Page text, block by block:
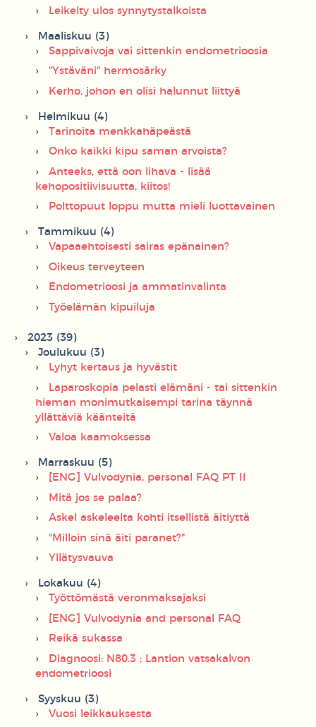
Leikelty ulos synnytystalkoista
Maaliskuu (3)
Sappivaivoja vai sittenkin endometrioosia
"Ystäväni" hermosärky
Kerho, johon en olisi halunnut liittyä
Helmikuu (4)
Tarinoita menkkahäpeästä
Onko kaikki kipu saman arvoista?
Anteeks, että oon lihava - lisää
kehopositiivisuutta, kiitos!
Polttopuut loppu mutta mieli luottavainen
Tammikuu (4)
Vapaaehtoisesti sairas epänainen?
Oikeus terveyteen
Endometrioosi ja ammatinvalinta
Työelämän kipuiluja
2023 (39)
Joulukuu (3)
Lyhyt kertaus ja hyvästit
Laparoskopia pelasti elämäni - tai sittenkin
hieman monimutkaisempi tarina täynnä
yllättäviä käänteitä
Valoa kaamoksessa
Marraskuu (5)
[ENG] Vulvodynia, personal FAQ PT II
Mitä jos se palaa?
Askel askeleelta kohti itsellistä äitiyttä
"Milloin sinä äiti paranet?"
Yllätysvauva
Lokakuu (4)
Työttömästä veronmaksajaksi
[ENG] Vulvodynia and personal FAQ
Reikä sukassa
Diagnoosi: N80.3 ; Lantion vatsakalvon
endometrioosi
Syyskuu (3)
Vuosi leikkauksesta